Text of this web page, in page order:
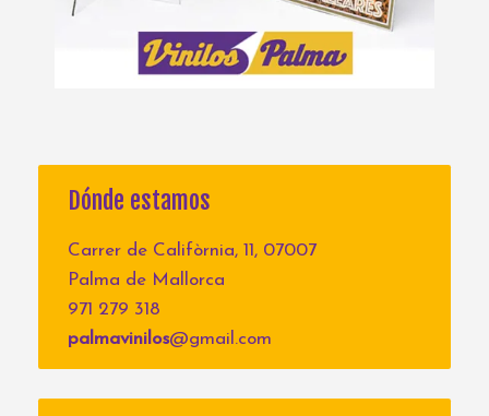
Dónde estamos
Carrer de Califòrnia, 11, 07007
Palma de Mallorca
971 279 318
palmavinilos@gmail.com